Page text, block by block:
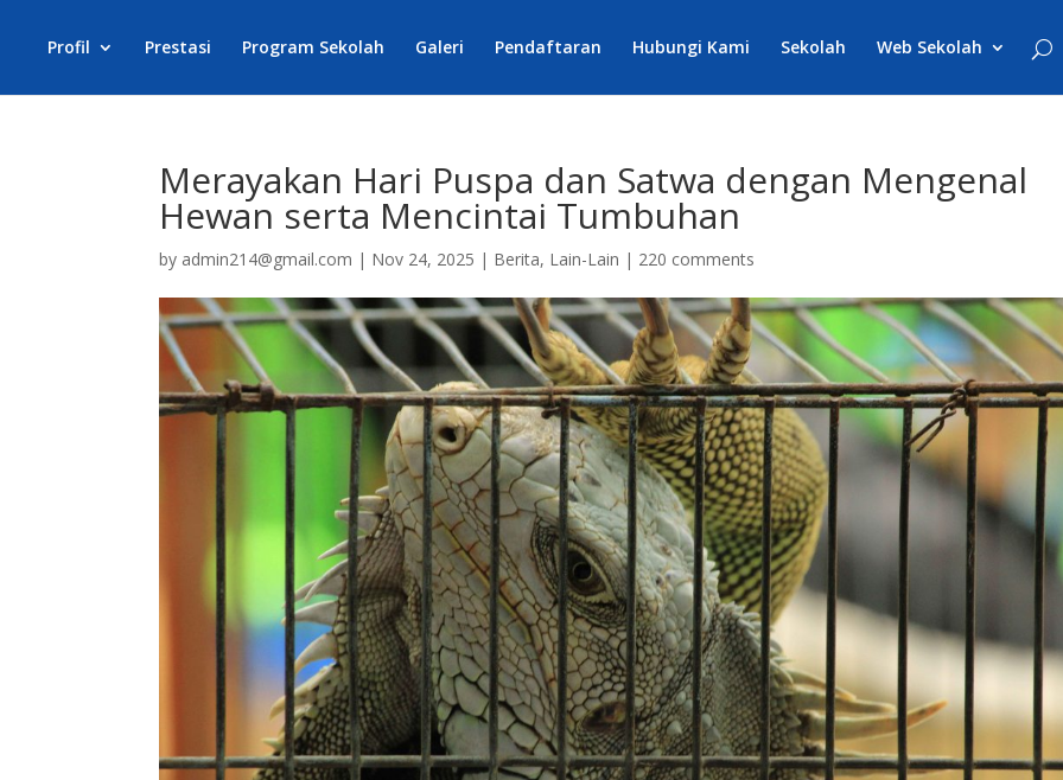
Profil Prestasi Program Sekolah Galeri Pendaftaran Hubungi Kami Sekolah Web Sekolah
Merayakan Hari Puspa dan Satwa dengan Mengenal
Hewan serta Mencintai Tumbuhan
by admin214@gmail.com | Nov 24, 2025 | Berita, Lain-Lain | 220 comments